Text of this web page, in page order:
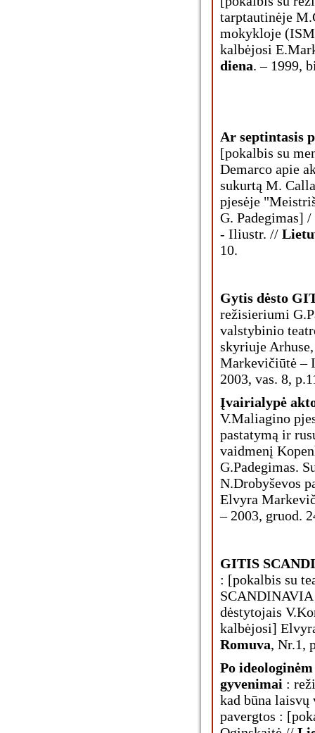
tarptautinėje
mokykloje
kalbėjosi
diena. – 1999,
Ar septintasis
[pokalbis su
Demarco apie
sukurtą M.
pjesėje
G. Padegimas]
- Iliustr. //
10.
Gytis dėsto
režisieriumi
valstybinio
skyriuje
Markevičiūtė –
2003, vas. 8,
Įvairialypė
V.Maliagino
pastatymą ir
vaidmenį
G.Padegimas.
N.Drobyševos
Elvyra
– 2003, gruod.
GITIS
: [pokalbis su
dėstytojais
kalbėjosi]
Romuva, Nr.1,
Po
gyvenimai :
kad būna laisvų
pavergtos :